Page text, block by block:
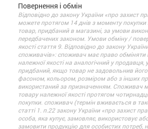
Повернення і обмін
Відповідно до закону України «про захист
можете протягом 14 днів з моменту
товар, придбаний в магазині, за умови
передбачених законом. Умови обміну /
якості стаття 9. Відповідно до закону
споживачів»: споживач має право
належної якості на аналогічний у продавця,
придбаний, якщо товар не задовольнив
фасоном, кольором, розміром або з інших
використаний за призначенням. Споживач
товару належної якості протягом
покупки. споживач (термін вживається в
статті 1. п.22 закону України «про захист
особа, яка купує, замовляє, використовує
замовити продукцію для особистих потреб,